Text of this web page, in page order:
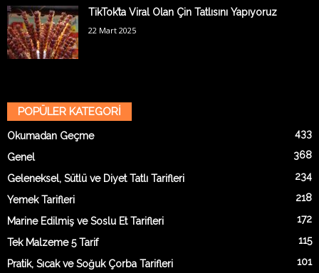
TikTok’ta Viral Olan Çin Tatlısını Yapıyoruz
22 Mart 2025
POPÜLER KATEGORİ
Okumadan Geçme 433
Genel 368
Geleneksel, Sütlü ve Diyet Tatlı Tarifleri 234
Yemek Tarifleri 218
Marine Edilmiş ve Soslu Et Tarifleri 172
Tek Malzeme 5 Tarif 115
Pratik, Sıcak ve Soğuk Çorba Tarifleri 101